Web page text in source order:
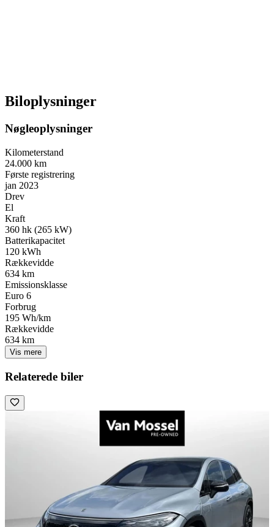
Biloplysninger
Nøgleoplysninger
Kilometerstand
24.000 km
Første registrering
jan 2023
Drev
El
Kraft
360 hk (265 kW)
Batterikapacitet
120 kWh
Rækkevidde
634 km
Emissionsklasse
Euro 6
Forbrug
195 Wh/km
Rækkevidde
634 km
Vis mere
Relaterede biler